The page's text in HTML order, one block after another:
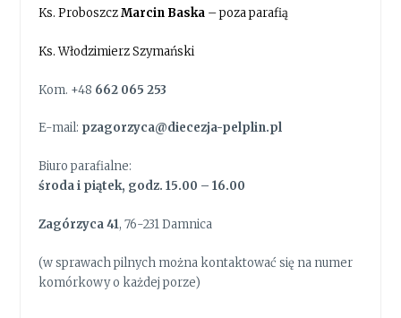
Ks. ProboszczMarcin Baska – poza parafią
Ks. Włodzimierz Szymański
Kom. +48 662 065 253
E-mail: pzagorzyca@diecezja-pelplin.pl
Biuro parafialne:
środa i piątek, godz. 15.00 – 16.00
Zagórzyca 41, 76-231 Damnica
(w sprawach pilnych można kontaktować się na numer
komórkowy o każdej porze)